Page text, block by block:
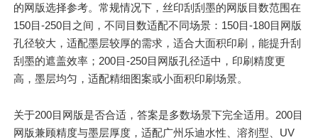
的网版选择参考。常规情况下，丝印刮刮墨的网版目数范围在
150目-250目之间，不同目数适配不同场景：150目-180目网版
孔径较大，适配墨层较厚的需求，适合大面积印刷，能提升刮
刮墨的遮盖效率；200目-250目网版孔径适中，印刷精度更
高，墨层均匀，适配精细图案或小面积印刷场景。
关于200目网版是否合适，答案是多数场景下完全适用。200目
网版兼顾精度与墨层厚度，适配广州乐迪水性、溶剂型、UV